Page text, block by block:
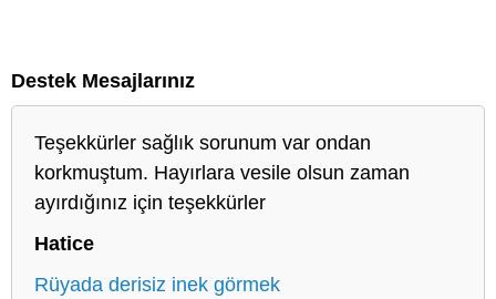
Destek Mesajlarınız
Teşekkürler sağlık sorunum var ondan
korkmuştum. Hayırlara vesile olsun zaman
ayırdığınız için teşekkürler
Hatice
Rüyada derisiz inek görmek